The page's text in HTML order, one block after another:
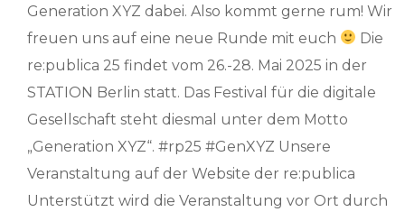
Generation XYZ dabei. Also kommt gerne rum! Wir
freuen uns auf eine neue Runde mit euch
Die
re:publica 25 findet vom 26.-28. Mai 2025 in der
STATION Berlin statt. Das Festival für die digitale
Gesellschaft steht diesmal unter dem Motto
„Generation XYZ“. #rp25 #GenXYZ Unsere
Veranstaltung auf der Website der re:publica
Unterstützt wird die Veranstaltung vor Ort durch